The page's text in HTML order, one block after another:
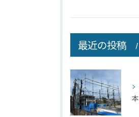
最近の投稿